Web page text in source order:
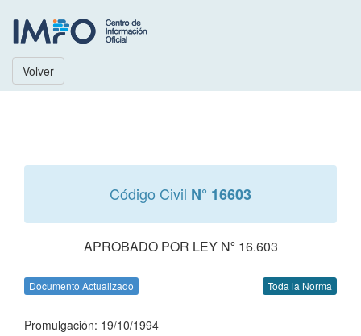
Volver
Código Civil N° 16603
APROBADO POR LEY Nº 16.603
Documento Actualizado Toda la Norma
Promulgación: 19/10/1994